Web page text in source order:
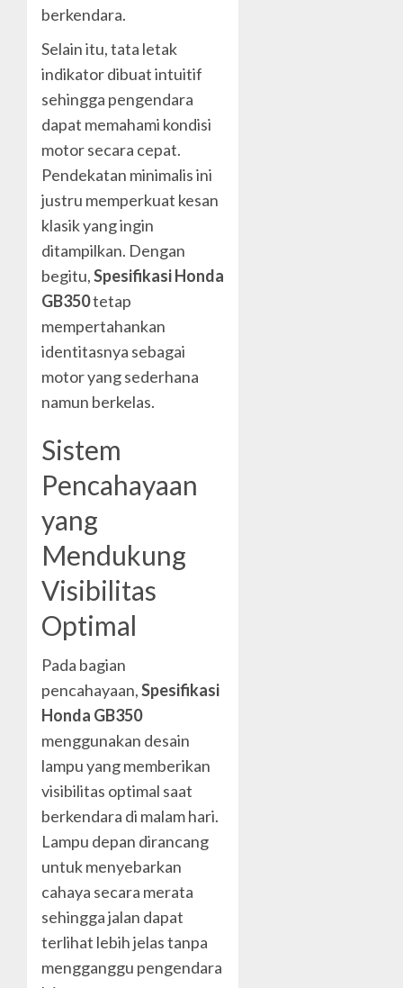
berkendara.
Selain itu, tata letak
indikator dibuat intuitif
sehingga pengendara
dapat memahami kondisi
motor secara cepat.
Pendekatan minimalis ini
justru memperkuat kesan
klasik yang ingin
ditampilkan. Dengan
begitu,Spesifikasi Honda
GB350tetap
mempertahankan
identitasnya sebagai
motor yang sederhana
namun berkelas.
Sistem
Pencahayaan
yang
Mendukung
Visibilitas
Optimal
Pada bagian
pencahayaan,Spesifikasi
Honda GB350
menggunakan desain
lampu yang memberikan
visibilitas optimal saat
berkendara di malam hari.
Lampu depan dirancang
untuk menyebarkan
cahaya secara merata
sehingga jalan dapat
terlihat lebih jelas tanpa
mengganggu pengendara